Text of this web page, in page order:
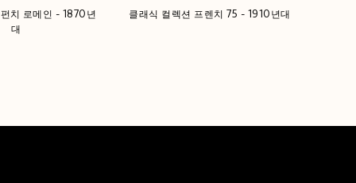
치 로메인 - 1870년
대
클래식 컬렉션 프렌치 75 - 1910년대